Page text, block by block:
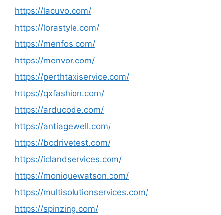
https://lacuvo.com/
https://lorastyle.com/
https://menfos.com/
https://menvor.com/
https://perthtaxiservice.com/
https://qxfashion.com/
https://arducode.com/
https://antiagewell.com/
https://bcdrivetest.com/
https://iclandservices.com/
https://moniquewatson.com/
https://multisolutionservices.com/
https://spinzing.com/